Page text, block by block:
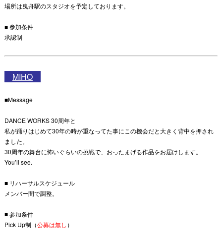
場所は曳舟駅のスタジオを予定しております。
■ 参加条件
承認制
MIHO
■Message
DANCE WORKS 30周年と
私が踊りはじめて30年の時が重なってた事にこの機会だと大きく背中を押され
ました。
30周年の舞台に怖いぐらいの挑戦で、おったまげる作品をお届けします。
You’ll see.
■ リハーサルスケジュール
メンバー間で調整。
■ 参加条件
Pick Up制（公募は無し ）